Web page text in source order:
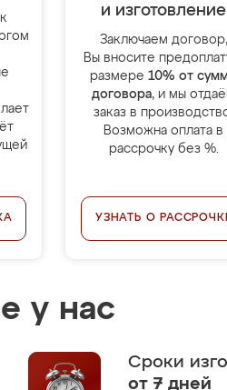
и изготовление
Заключаем договор,
Вы вносите
размере 10% от
договора, и мы
заказ в
Возможна оплата в
рассрочку без %.
УЗНАТЬ О
у нас
Сроки
от 7 дней